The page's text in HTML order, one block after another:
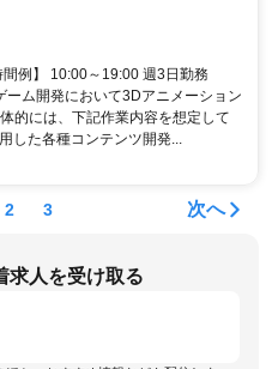
も大歓迎♪
例】 10:00～19:00 週3日勤務
ーム開発において3Dアニメーション
的には、下記作業内容を想定して
した各種コンテンツ開発...
2 3 次へ
求人を受け取る